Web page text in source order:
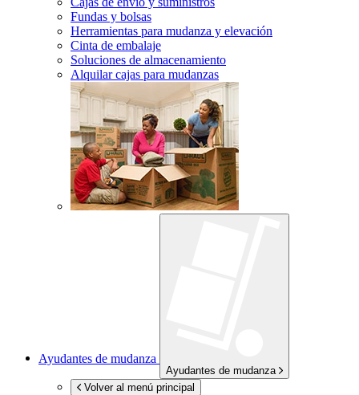
Fundas y bolsas
Herramientas para mudanza y elevación
Cinta de embalaje
Soluciones de almacenamiento
Alquilar cajas para mudanzas
Ayudantes de mudanza
Ayudantes de mudanza
Volver al menú principal